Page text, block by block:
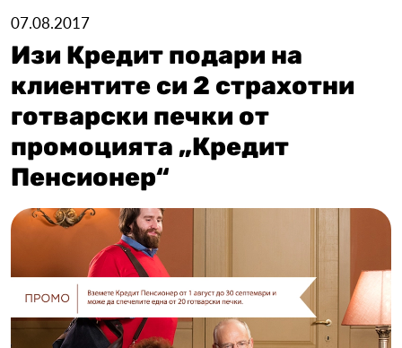
07.08.2017
Изи Кредит подари на
клиентите си 2 страхотни
готварски печки от
промоцията „Кредит
Пенсионер“